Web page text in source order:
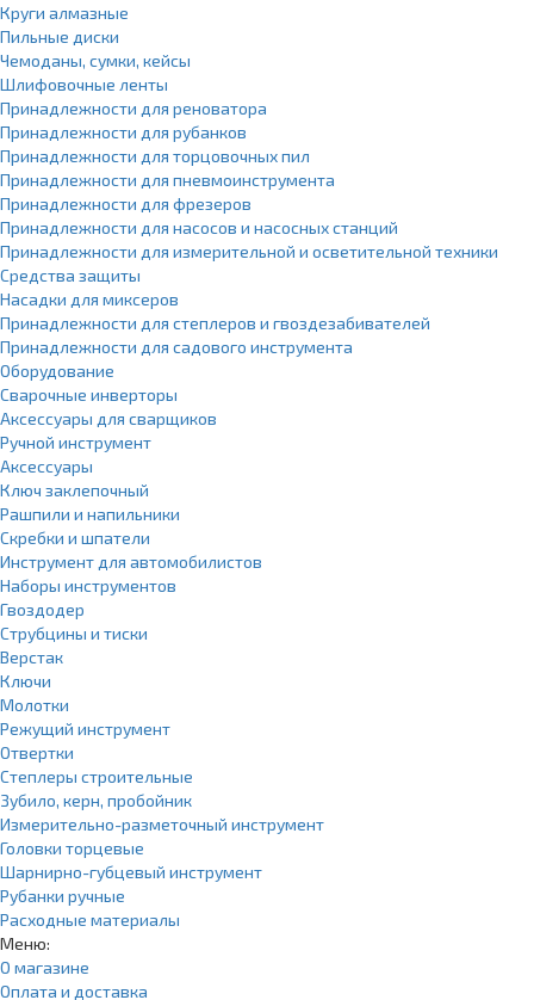
Круги алмазные
Пильные диски
Чемоданы, сумки, кейсы
Шлифовочные ленты
Принадлежности для реноватора
Принадлежности для рубанков
Принадлежности для торцовочных пил
Принадлежности для пневмоинструмента
Принадлежности для фрезеров
Принадлежности для насосов и насосных станций
Принадлежности для измерительной и осветительной техники
Средства защиты
Насадки для миксеров
Принадлежности для степлеров и гвоздезабивателей
Принадлежности для садового инструмента
Оборудование
Сварочные инверторы
Аксессуары для сварщиков
Ручной инструмент
Аксессуары
Ключ заклепочный
Рашпили и напильники
Скребки и шпатели
Инструмент для автомобилистов
Наборы инструментов
Гвоздодер
Струбцины и тиски
Верстак
Ключи
Молотки
Режущий инструмент
Отвертки
Степлеры строительные
Зубило, керн, пробойник
Измерительно-разметочный инструмент
Головки торцевые
Шарнирно-губцевый инструмент
Рубанки ручные
Расходные материалы
Меню:
О магазине
Оплата и доставка